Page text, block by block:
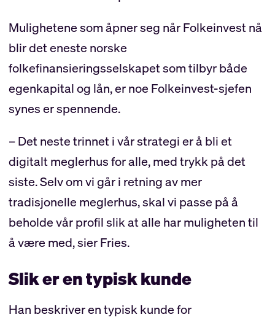
Mulighetene som åpner seg når Folkeinvest nå
blir det eneste norske
folkefinansieringsselskapet som tilbyr både
egenkapital og lån, er noe Folkeinvest-sjefen
synes er spennende.
– Det neste trinnet i vår strategi er å bli et
digitalt meglerhus for alle, med trykk på det
siste. Selv om vi går i retning av mer
tradisjonelle meglerhus, skal vi passe på å
beholde vår profil slik at alle har muligheten til
å være med, sier Fries.
Slik er en typisk kunde
Han beskriver en typisk kunde for